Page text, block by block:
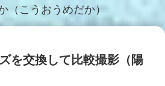
（こうおうめだか）
を交換して比較撮影（陽